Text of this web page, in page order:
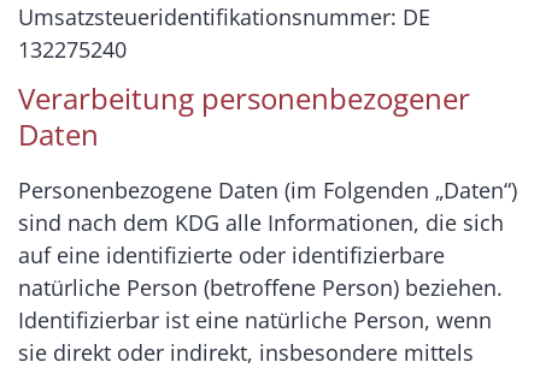
Umsatzsteueridentifikationsnummer: DE
132275240
Verarbeitung personenbezogener
Daten
Personenbezogene Daten (im Folgenden „Daten“)
sind nach dem KDG alle Informationen, die sich
auf eine identifizierte oder identifizierbare
natürliche Person (betroffene Person) beziehen.
Identifizierbar ist eine natürliche Person, wenn
sie direkt oder indirekt, insbesondere mittels